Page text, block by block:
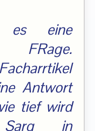
es eine
FRage.
Antwort
tief wird
in